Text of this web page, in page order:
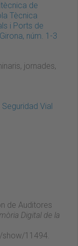
de
Tècnica
i Ports de
núm. 1-3
jornades,
Vial
de Auditores
Digital de la
show/11494.